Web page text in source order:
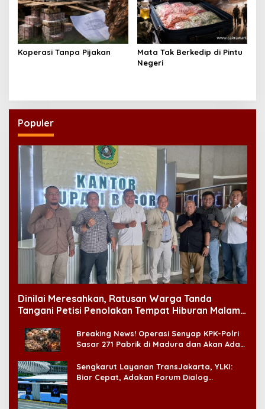
Koperasi Tanpa Pijakan
Mata Tak Berkedip di Pintu
Negeri
Populer
Dinilai Meresahkan, Ratusan Warga Tanda
Tangani Petisi Penolakan Tempat Hiburan Malam
Breaking News! Operasi Senyap KPK-Polri
Sasar 271 Pabrik di Madura dan Akan Ada
Sengkarut Layanan TransJakarta, YLKI:
Biar Cepat, Adakan Forum Dialog